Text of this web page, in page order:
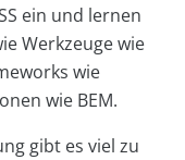
ein und lernen
Werkzeuge wie
wie
wie BEM.
gibt es viel zu